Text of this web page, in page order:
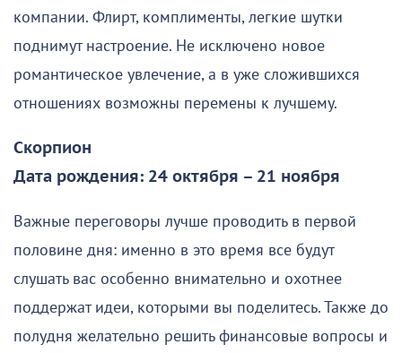
компании. Флирт, комплименты, легкие шутки
поднимут настроение. Не исключено новое
романтическое увлечение, а в уже сложившихся
отношениях возможны перемены к лучшему.
Скорпион
Дата рождения: 24 октября – 21 ноября
Важные переговоры лучше проводить в первой
половине дня: именно в это время все будут
слушать вас особенно внимательно и охотнее
поддержат идеи, которыми вы поделитесь. Также до
полудня желательно решить финансовые вопросы и